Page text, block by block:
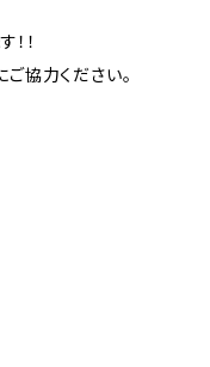
！
ご協力ください。